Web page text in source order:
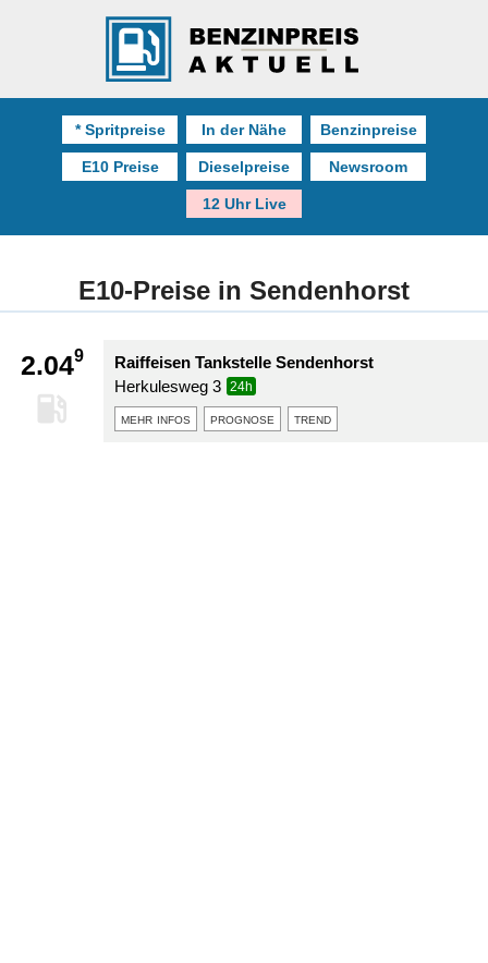
* Spritpreise In der Nähe Benzinpreise
E10 Preise Dieselpreise Newsroom
12 Uhr Live
E10-Preise in Sendenhorst
2.049
Raiffeisen Tankstelle Sendenhorst
Herkulesweg 3
24h
mehr infos prognose trend